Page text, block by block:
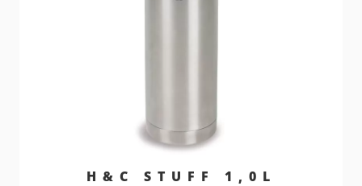
H&C STUFF 1,0L